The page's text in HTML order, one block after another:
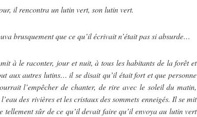
il rencontra un lutin vert, son lutin vert.
brusquement que ce qu’il écrivait n’était pas si absurde…
à le raconter, jour et nuit, à tous les habitants de la forêt et
aux autres lutins… il se disait qu’il était fort et que personne
l’empêcher de chanter, de rire avec le soleil du matin,
des rivières et les cristaux des sommets enneigés. Il se mit
tellement sûr de ce qu’il devait faire qu’il envoya au lutin vert